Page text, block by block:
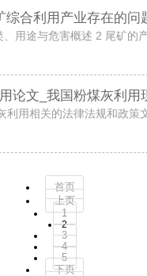
综合利用产业存在的问
用途与危害概述 2 尾矿的
论文_我国粉煤灰利用
利用相关的法律法规和政策
首页
上页
1
2
3
4
5
下页